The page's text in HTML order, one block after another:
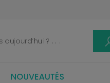
NOUVEAUTÉS